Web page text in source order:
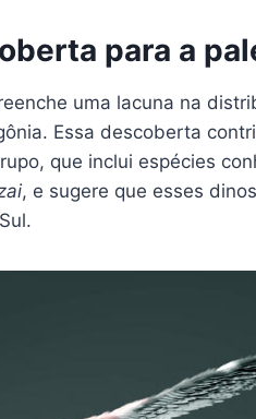
para a
uma lacuna na
Essa descoberta
que inclui espécies
, e sugere que esses